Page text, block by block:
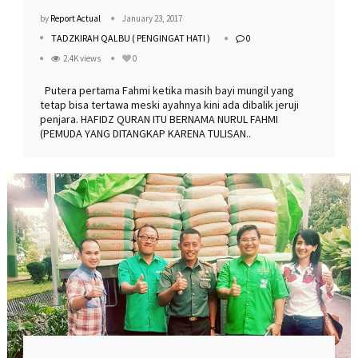
by Report Actual January 23, 2017
TADZKIRAH QALBU ( PENGINGAT HATI )
0
2.4K views
0
Putera pertama Fahmi ketika masih bayi mungil yang
tetap bisa tertawa meski ayahnya kini ada dibalik jeruji
penjara. HAFIDZ QURAN ITU BERNAMA NURUL FAHMI
(PEMUDA YANG DITANGKAP KARENA TULISAN..